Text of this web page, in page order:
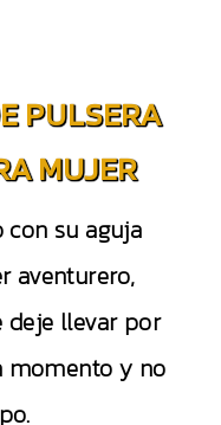
PULSERA
MUJER
con su aguja
aventurero,
deje llevar por
momento y no